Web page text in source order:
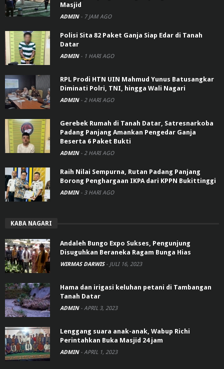
Masjid
ADMIN - 7 JAM AGO
Polisi Sita 82 Paket Ganja Siap Edar di Tanah
Datar
ADMIN - 1 HARI AGO
RPL Prodi HTN UIN Mahmud Yunus Batusangkar
Diminati Polri, TNI, hingga Wali Nagari
ADMIN - 2 HARI AGO
Gerebek Rumah di Tanah Datar, Satresnarkoba
Padang Panjang Amankan Pengedar Ganja
Beserta 6 Paket Bukti
ADMIN - 2 HARI AGO
Raih Nilai Sempurna, Rutan Padang Panjang
Borong Penghargaan IKPA dari KPPN Bukittinggi
ADMIN - 3 HARI AGO
KABA NAGARI
Andaleh Bungo Expo Sukses, Pengunjung
Disuguhkan Beraneka Ragam Bunga Hias
WIRMAS DARWIS - JULI 16, 2023
Hama dan irigasi keluhan petani di Tambangan
Tanah Datar
ADMIN - APRIL 3, 2023
Lenggang suara anak-anak, Wabup Richi
Perintahkan Buka Masjid 24 jam
ADMIN - APRIL 1, 2023